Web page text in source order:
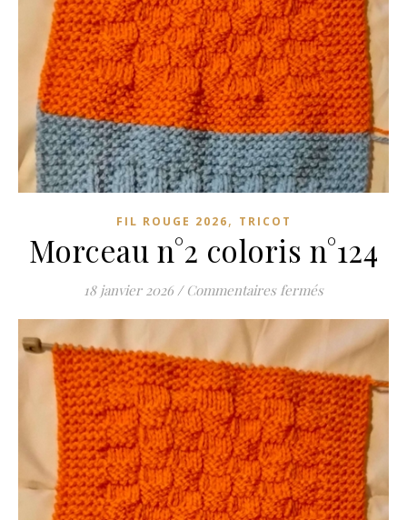
FIL ROUGE 2026, TRICOT
Morceau n°2 coloris n°124
18 janvier 2026 / Commentaires ferméssur Morceau